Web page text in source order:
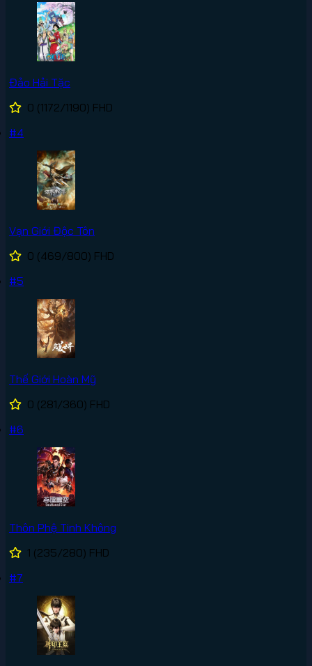
Đảo Hải Tặc
0 (1172/1190) FHD
#4
Vạn Giới Độc Tôn
0 (469/800) FHD
#5
Thế Giới Hoàn Mỹ
0 (281/360) FHD
#6
Thôn Phệ Tinh Không
1 (235/280) FHD
#7